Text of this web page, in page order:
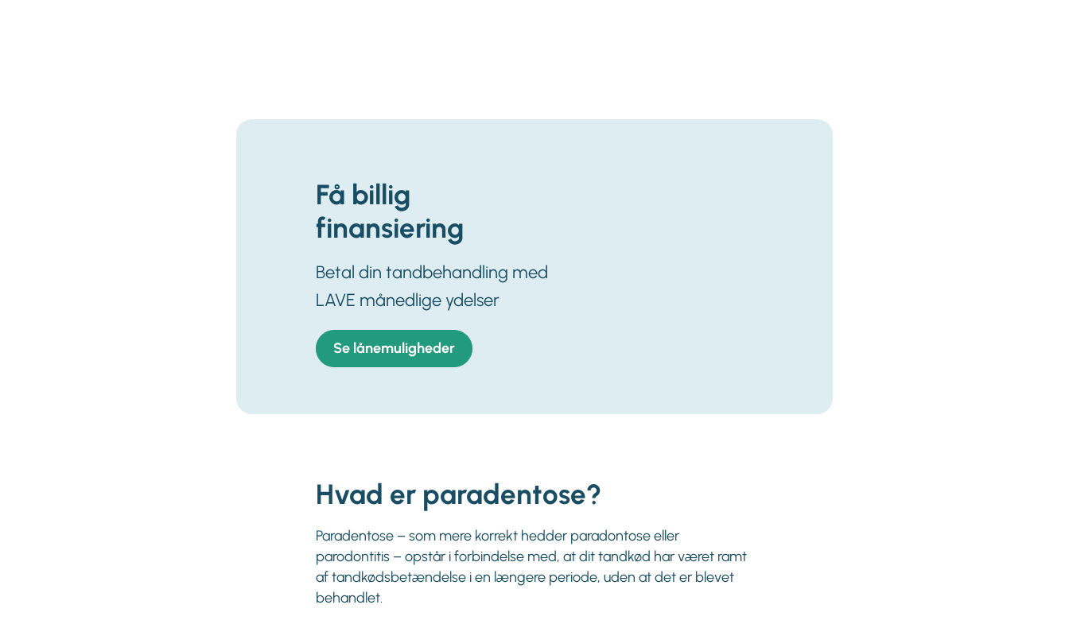
Få billig
finansiering
Betal din tandbehandling med
LAVE månedlige ydelser
Se lånemuligheder
Hvad er paradentose?
Paradentose – som mere korrekt hedder paradontose eller
parodontitis – opstår i forbindelse med, at dit tandkød har været ramt
af tandkødsbetændelse i en længere periode, uden at det er blevet
behandlet.